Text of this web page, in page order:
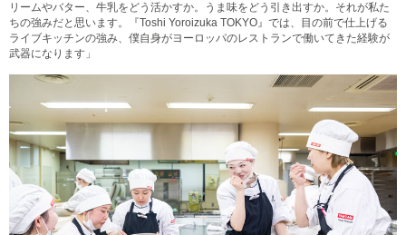
リームやバター、牛乳をどう活かすか。うま味をどう引き出すか。それが私た
ちの強みだと思います。『Toshi Yoroizuka TOKYO』では、目の前で仕上げる
ライブキッチンの強み、僕自身がヨーロッパのレストランで働いてきた経験が
武器になります」